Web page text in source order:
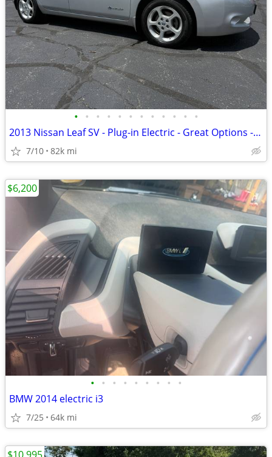
• • • • • • • • • • • •
2013 Nissan Leaf SV - Plug-in Electric - Great Options - 80k Miles
7/10 82k mi
• • • • • • • • •
BMW 2014 electric i3
7/25 64k mi
$6,200